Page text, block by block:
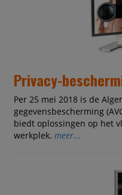
Privacy-
Per 25 mei 2018 is de
gegevensbescherming
biedt oplossingen op het
werkplek. meer...